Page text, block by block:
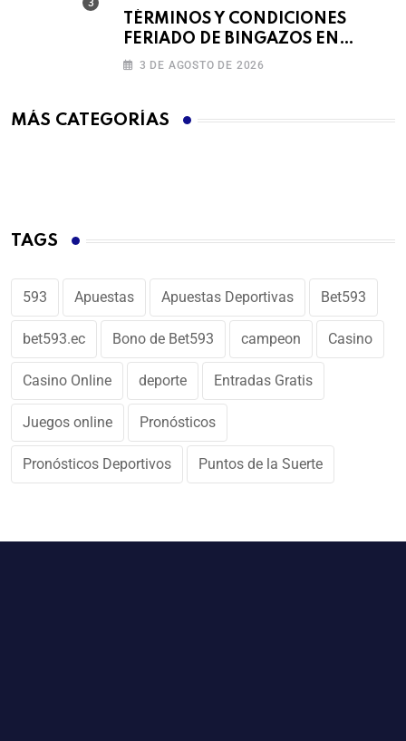
TÉRMINOS Y CONDICIONES
FERIADO DE BINGAZOS EN
BET593
3 DE AGOSTO DE 2026
MÁS CATEGORÍAS
TAGS
593 Apuestas Apuestas Deportivas Bet593
bet593.ec Bono de Bet593 campeon Casino
Casino Online deporte Entradas Gratis
Juegos online Pronósticos
Pronósticos Deportivos Puntos de la Suerte